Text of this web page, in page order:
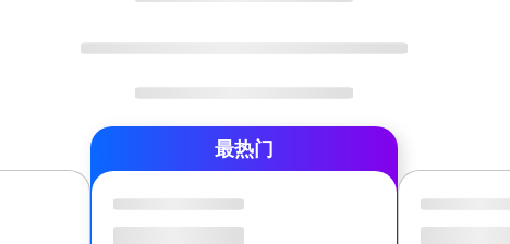
最热门